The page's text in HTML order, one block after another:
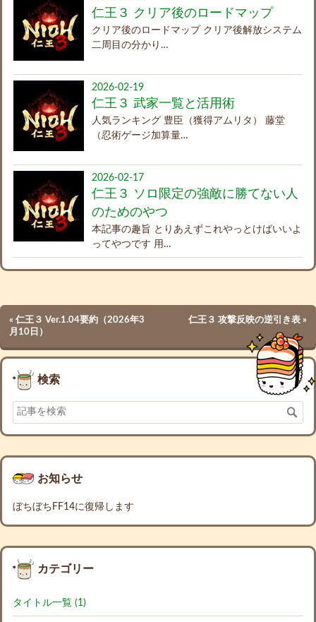
仁王３ クリア後のロードマップ
クリア後のロードマップ クリア後解放システム
二周目の分かり…
2026-02-19
仁王３ 武家一覧と活用術
人気ランキング 豊臣（獲得アムリタ） 藤堂
（忍術ゲージ加算量…
2026-02-17
仁王３ ソロ限定の強敵に勝てない人
のためのやつ
本記事の趣旨 とりあえずこれやっとけばいいよ
ってやつです 用…
« 仁王３ Ver.1.04要約（2026年3
月10日）
仁王３ 攻撃反映の逆引き表 »
検索
お知らせ
ぼちぼちFF14に復帰します
カテゴリー
タイトル一覧 (1)